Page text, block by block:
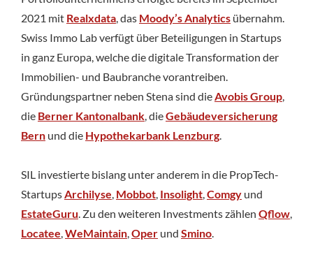
2021 mit Realxdata, das Moody’s Analytics übernahm.
Swiss Immo Lab verfügt über Beteiligungen in Startups
in ganz Europa, welche die digitale Transformation der
Immobilien- und Baubranche vorantreiben.
Gründungspartner neben Stena sind dieAvobis Group,
die Berner Kantonalbank, dieGebäudeversicherung
Bern und die Hypothekarbank Lenzburg.
SIL investierte bislang unter anderem in die PropTech-
StartupsArchilyse, Mobbot, Insolight,Comgy und
EstateGuru. Zu den weiteren Investments zählen Qflow,
Locatee,WeMaintain,Oper und Smino.